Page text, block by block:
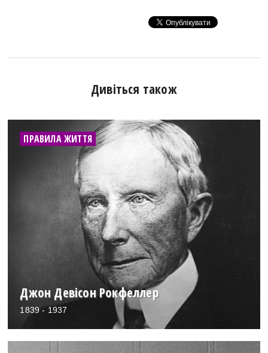
Дивіться також
ПРАВИЛА ЖИТТЯ
Джон Девісон Рокфеллер
1839 - 1937